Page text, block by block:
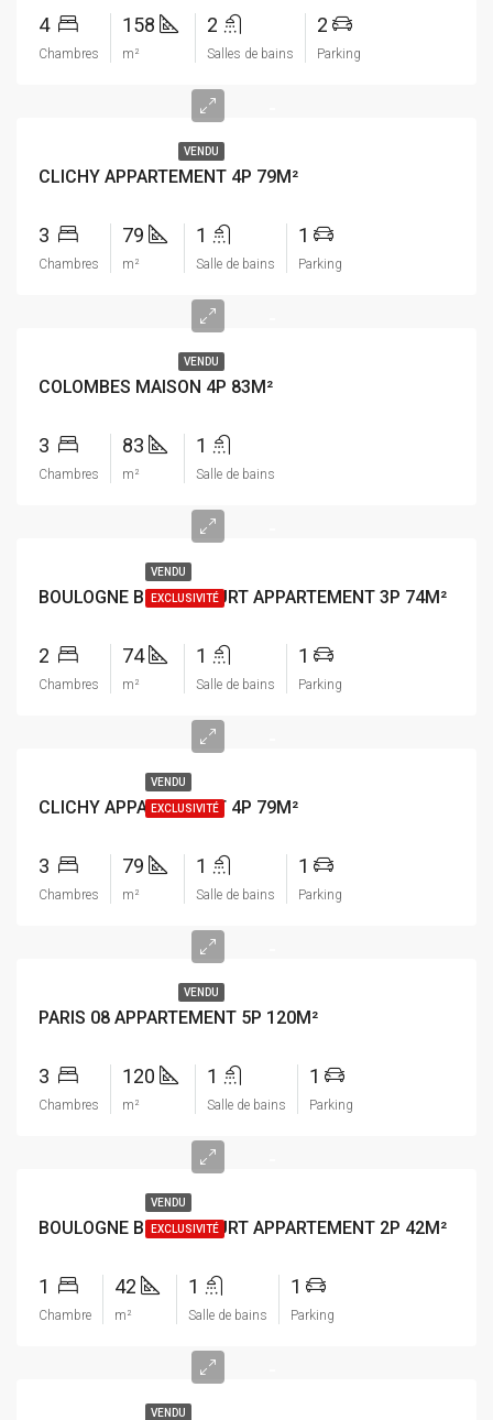
4
Chambres
158
m²
2
Salles de bains
2
Parking
VENDU
CLICHY APPARTEMENT 4P 79M²
3
Chambres
79
m²
1
Salle de bains
1
Parking
VENDU
COLOMBES MAISON 4P 83M²
3
Chambres
83
m²
1
Salle de bains
VENDU
EXCLUSIVITÉ
BOULOGNE BILLANCOURT APPARTEMENT 3P 74M²
2
Chambres
74
m²
1
Salle de bains
1
Parking
VENDU
EXCLUSIVITÉ
CLICHY APPARTEMENT 4P 79M²
3
Chambres
79
m²
1
Salle de bains
1
Parking
VENDU
PARIS 08 APPARTEMENT 5P 120M²
3
Chambres
120
m²
1
Salle de bains
1
Parking
VENDU
EXCLUSIVITÉ
BOULOGNE BILLANCOURT APPARTEMENT 2P 42M²
1
Chambre
42
m²
1
Salle de bains
1
Parking
VENDU